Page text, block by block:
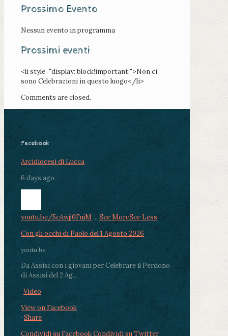
Prossimo Evento
Nessun evento in programma
Prossimi eventi
<li style="display: block!important;">Non ci
sono Celebrazioni in questo luogo</li>
Comments are closed.
Facebook
Arcidiocesi di Lucca
6 days ago
youtu.be/5cAwjj0FujM ... See MoreSee Less
Con gli occhi di Paolo del 1 Agosto 2026
youtu.be
Da Assisi con i giovani per Celebrare il Perdono
di Assisi del 2 Ag...
Video
View on Facebook
· Share
Condividi su FacebookCondividi su Twitter